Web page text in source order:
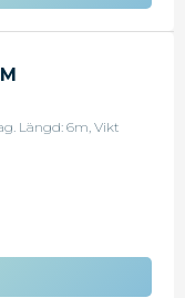
Längd: 6m, Vikt